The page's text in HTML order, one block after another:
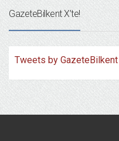
GazeteBilkent X’te!
Tweets by GazeteBilkent